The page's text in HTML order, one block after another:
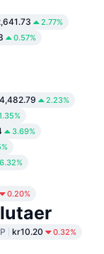
2.77%
0.57%
2.23%
3.69%
6.32%
0.20%
kr10.20 0.32%